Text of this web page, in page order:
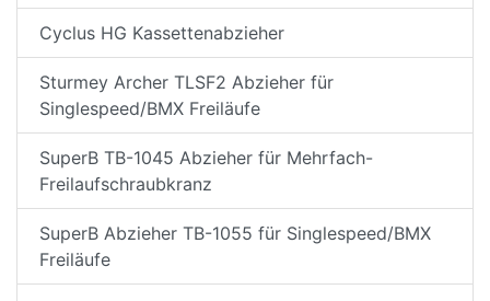
Cyclus HG Kassettenabzieher
Sturmey Archer TLSF2 Abzieher für
Singlespeed/BMX Freiläufe
SuperB TB-1045 Abzieher für Mehrfach-
Freilaufschraubkranz
SuperB Abzieher TB-1055 für Singlespeed/BMX
Freiläufe